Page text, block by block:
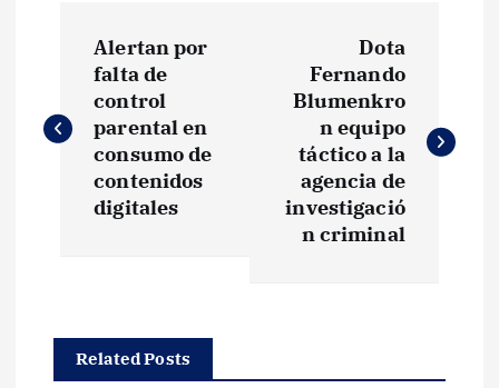
v
c
Alertan por
falta de
control
parental en
consumo de
contenidos
digitales
Dota
Fernando
Blumenkro
n equipo
táctico a la
agencia de
investigació
n criminal
Related Posts